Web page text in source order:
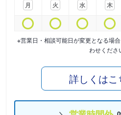
月
火
水
木
※営業日・相談可能日が変更となる場
わせくださ
詳しくはこ